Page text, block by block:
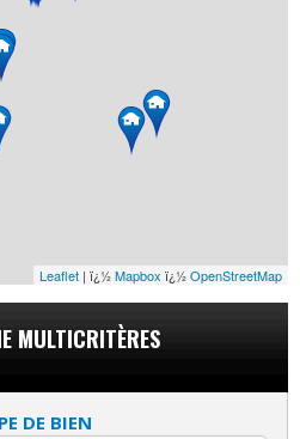
Leaflet | ï¿½Mapbox ï¿½OpenStreetMap
MULTICRITÈRES
DE BIEN